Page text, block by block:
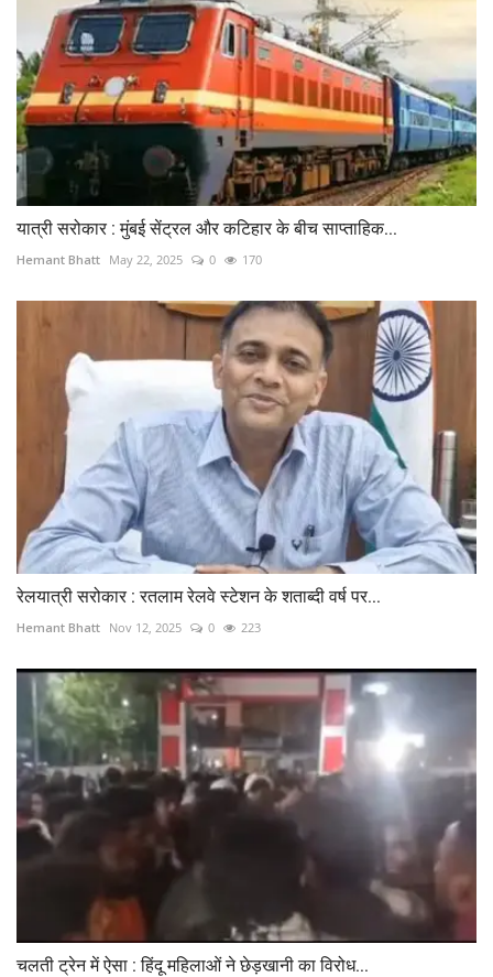
यात्री सरोकार : मुंबई सेंट्रल और कटिहार के बीच साप्ताहिक...
Hemant Bhatt May 22, 2025 0 170
रेलयात्री सरोकार : रतलाम रेलवे स्टेशन के शताब्दी वर्ष पर...
Hemant Bhatt Nov 12, 2025 0 223
चलती ट्रेन में ऐसा : हिंदू महिलाओं ने छेड़खानी का विरोध...